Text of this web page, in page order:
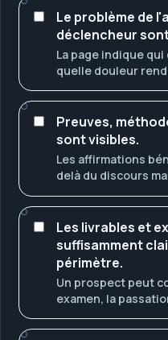
Le problème de
déclencheur
La page indique
quelle douleur
Preuves,
sont visibles.
Les affirmations
delà du discours
Les livrables et
suffisamment
périmètre.
Un prospect peut
examen, la